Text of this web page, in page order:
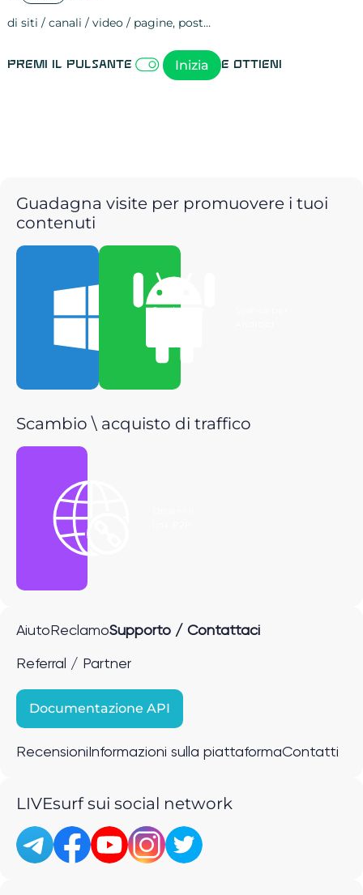
di siti / canali / video / pagine, post…
Premi il pulsante Inizia e ottieni
Guadagna visite per promuovere i tuoi
contenuti
Scarica per
Scambio \ acquisto di traffico
Aiuto ReclamoSupporto / Contattaci
Referral / Partner
Documentazione API
Recensioni Informazioni sulla piattaformaContatti
LIVEsurf sui social network